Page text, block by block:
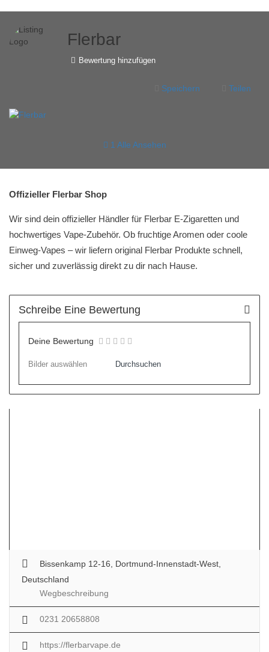
Flerbar
Bewertung hinzufügen
Teilen
Speichern
1 Alle Ansehen
Offizieller Flerbar Shop
Wir sind dein offizieller Händler für Flerbar E-Zigaretten und
hochwertiges Vape-Zubehör. Ob fruchtige Aromen oder coole
Einweg-Vapes – wir liefern original Flerbar Produkte schnell,
sicher und zuverlässig direkt zu dir nach Hause.
Schreibe Eine Bewertung
Deine Bewertung
Bilder auswählen Durchsuchen
Bissenkamp 12-16, Dortmund-Innenstadt-West,
Deutschland
Wegbeschreibung
0231 20658808
https://flerbarvape.de